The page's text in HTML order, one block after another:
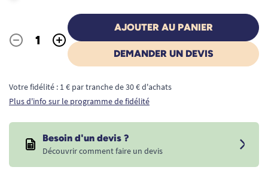
Quantité
- +
AJOUTER AU PANIER
DEMANDER UN DEVIS
Votre fidélité : 1 € par tranche de 30 € d'achats
Plus d'info sur le programme de fidélité
Besoin d'un devis ?
Découvrir comment faire un devis